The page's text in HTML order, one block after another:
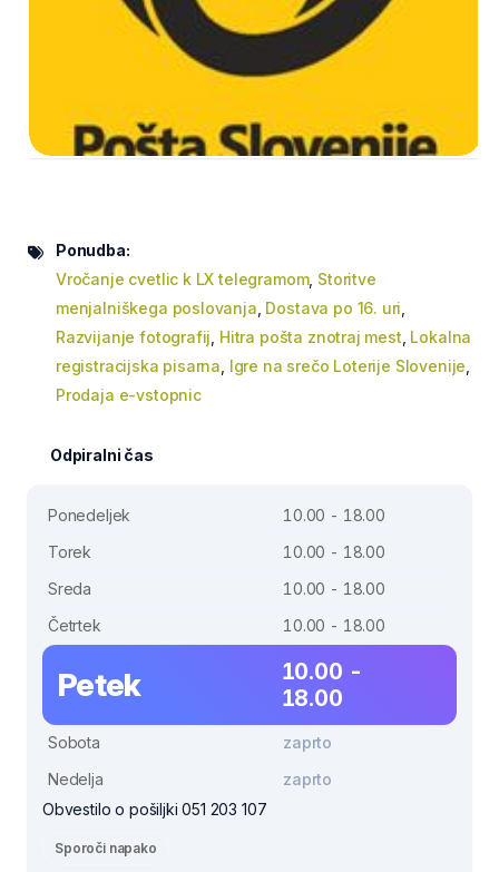
Ponudba:
Vročanje cvetlic k LX telegramom, Storitve
menjalniškega poslovanja Dostava po 16. uri
Razvijanje fotografij Hitra pošta znotraj mest Lokalna
registracijska pisarna Igre na srečo Loterije Slovenije
Prodaja e-vstopnic
Odpiralni čas
Ponedeljek
10.00 - 18.00
Torek
10.00 - 18.00
Sreda
10.00 - 18.00
Četrtek
10.00 - 18.00
Petek
10.00 -
18.00
Sobota
zaprto
Nedelja
zaprto
Obvestilo o pošiljki 051 203 107
Sporoči napako